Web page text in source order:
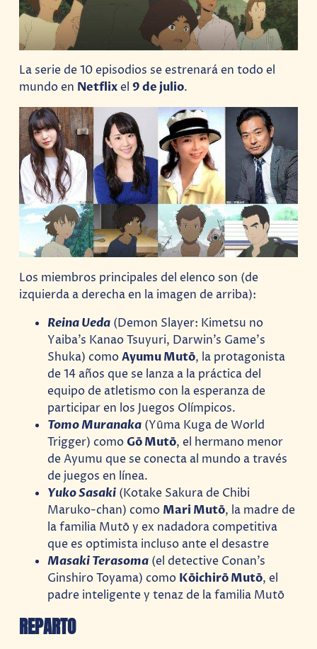
La serie de 10 episodios se estrenará en todo el
mundo en Netflixel9 de julio.
Los miembros principales del elenco son (de
izquierda a derecha en la imagen de arriba):
Reina Ueda (Demon Slayer: Kimetsu no
Yaiba’s Kanao Tsuyuri, Darwin’s Game’s
Shuka) comoAyumu Mutō, la protagonista
de 14 años que se lanza a la práctica del
equipo de atletismo con la esperanza de
participar en los Juegos Olímpicos.
Tomo Muranaka (Yūma Kuga de World
Trigger) comoGō Mutō, el hermano menor
de Ayumu que se conecta al mundo a través
de juegos en línea.
Yuko Sasaki (Kotake Sakura de Chibi
Maruko-chan) como Mari Mutō, la madre de
la familia Mutō y ex nadadora competitiva
que es optimista incluso ante el desastre
Masaki Terasoma (el detective Conan’s
Ginshiro Toyama) como Kōichirō Mutō, el
padre inteligente y tenaz de la familia Mutō
REPARTO